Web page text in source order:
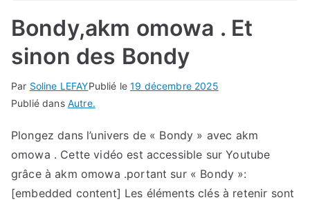
Bondy,akm omowa . Et
sinon des Bondy
Par Soline LEFAYPublié le19 décembre 2025
Publié dans Autre.
Plongez dans l’univers de « Bondy » avec akm
omowa . Cette vidéo est accessible sur Youtube
grâce à akm omowa .portant sur « Bondy »:
[embedded content] Les éléments clés à retenir sont